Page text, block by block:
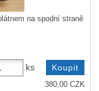
na spodní straně
ks
380,00CZK